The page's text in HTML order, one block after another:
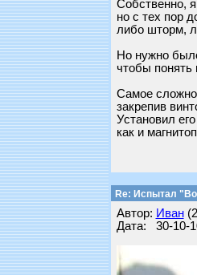
Собственно,
но с тех пор
либо шторм,
Но нужно
чтобы понять
Самое
закрепив
Установил
как и
Re: Испытал
Автор: Иван
Дата: 30-10-